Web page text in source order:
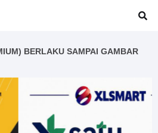
BERLAKU SAMPAI GAMBAR